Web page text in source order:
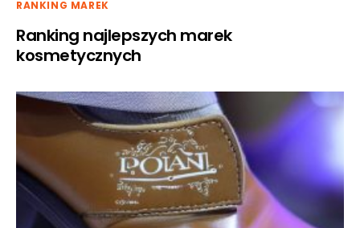
RANKING MAREK
Ranking najlepszych marek
kosmetycznych